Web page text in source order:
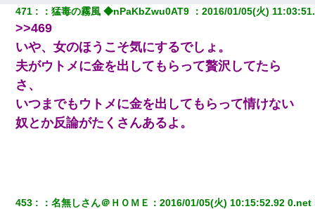
元旦那から復縁要請。息子「最新型のiPhoneも買えない貧乏は嫌
だ、再婚して」私「なら父親と暮らせ」息子「やった＾＾」私
（もう手遅れだったんだな…）
【驚愕】5000円でＪＫと行為してきたが後悔しかない…
【修羅場】彼女親「カスな家柄のヤツなんかと家族になるのはご
めんだ」俺「じゃあ別れます…」→ 彼女「なんで言い返してくれ
２人・・・
471 ：猛毒の霧風 ◆nPaKbZwu0AT9 ：2016/01/05(火)
>>469
いや、女のほうこそ気にするでしょ。
夫がウトメに金を出してもらって贅沢してたら
さ、
いつまでもウトメに金を出してもらって情けない
奴とか反論がたくさんあるよ。
453 ：名無しさん＠ＨＯＭＥ ：2016/01/05(火) 10:15:52.92 0.net